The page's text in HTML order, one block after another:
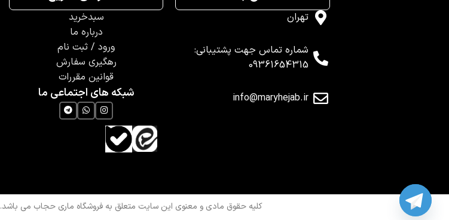
تهران
شماره تماس جهت پشتیبانی:
09361654315
info@maryhejab.ir
سبدخرید
درباره ما
ورود / ثبت نام
رهگیری سفارش
قوانین مقررات
شبکه های اجتماعی ما
کلیه حقوق مادی و معنوی این سایت متعلق به فروشگاه ماری حجاب می باشد.